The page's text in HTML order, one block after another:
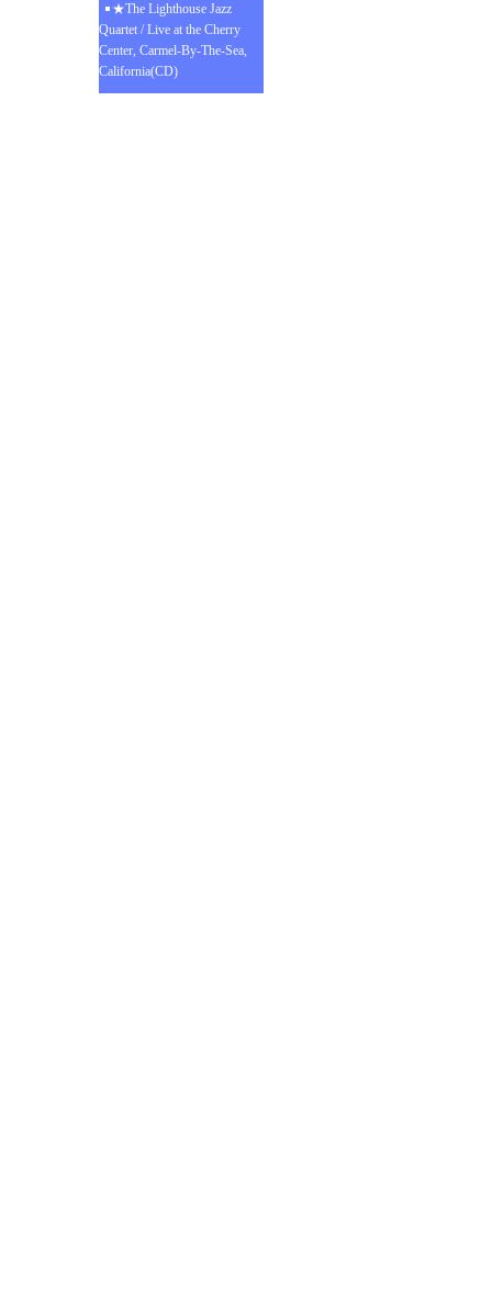
★The Lighthouse Jazz
Quartet / Live at the Cherry
Center, Carmel-By-The-Sea,
California(CD)